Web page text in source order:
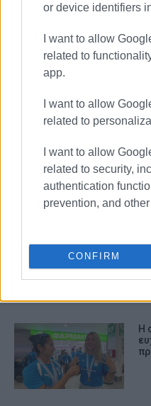
or device identifiers
I want to allow
related to
app.
I want to allow
related to
I want to allow
related to security,
authentication
prevention, and
CONFIRM
ΚΩΠΗΛΑΣΙΑ
Η